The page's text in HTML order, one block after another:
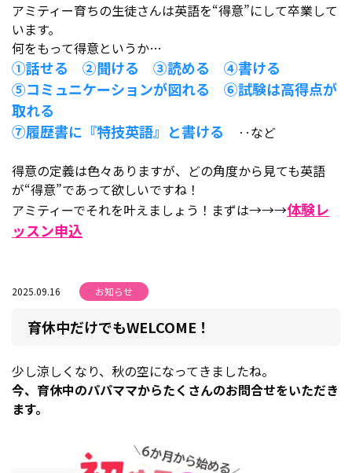
アミティー育ちの生徒さんは英語を“得意”にして卒業して
います。
何をもって得意というか…
①話せる ②聞ける ③読める ④書ける
⑤コミュニケーションが図れる ⑥試験は高得点が
取れる
⑦履歴書に『特技英語』と書ける
‥など
得意の定義は色々ありますが、どの角度から見ても英語
が“得意”であって欲しいですね！
アミティーでそれを叶えましょう！まずは→→→体験レ
ッスン申込
2025.09.16 お知らせ
育休中だけでもWELCOME！
少し涼しくなり、秋の空になってきましたね。
今、育休中のパパママからたくさんのお問合せをいただき
ます。